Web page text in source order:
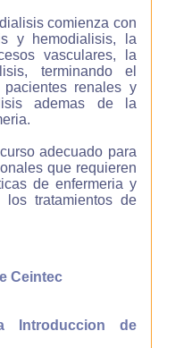
e-
en
un
ya
a tu
con
con
comienza con
y hemodialisis, la
vasculares, la
terminando el
renales y
ademas de la
adecuado para
que requieren
de enfermeria y
tratamientos de
Ceintec
Introduccion de